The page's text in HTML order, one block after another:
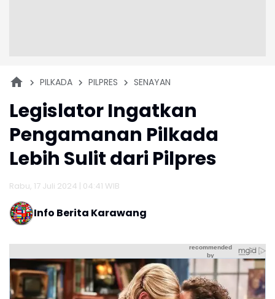
PILKADA PILPRES SENAYAN
Legislator Ingatkan
Pengamanan Pilkada
Lebih Sulit dari Pilpres
Rabu, 17 Juli 2024 | 04:41 WIB
Info Berita Karawang